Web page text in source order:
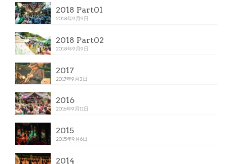
2018 Part01
2018年9月9日
2018 Part02
2018年9月9日
2017
2017年9月3日
2016
2016年9月11日
2015
2015年9月6日
2014